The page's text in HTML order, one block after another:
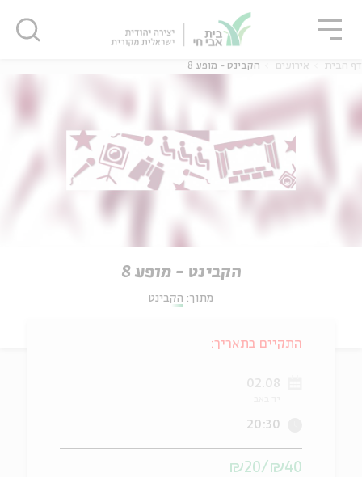
דף הבית אירועים הקבינט - מופע 8
הקבינט - מופע 8
מתוך: הקבינט
התקיים בתאריך:
02.08
20:30
₪40/₪20
סגור